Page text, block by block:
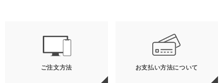
ご注文方法 お支払い方法について